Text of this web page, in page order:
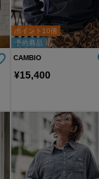
予約商品
ポイント10倍
CAMBIO
¥15,400